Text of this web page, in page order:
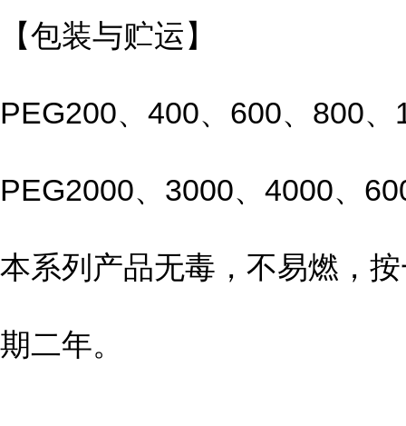
【包装与贮运】
PEG200、400、600、800
PEG2000、3000、4000、
本系列产品无毒，不易燃，
期二年。